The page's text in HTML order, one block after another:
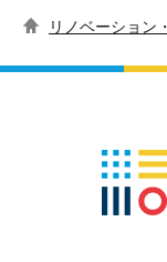
リノベーション